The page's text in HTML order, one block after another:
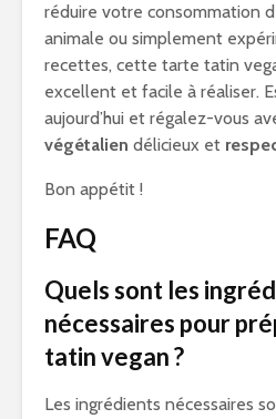
réduire votre consommation
animale ou simplement
recettes, cette tarte tatin
excellent et facile à réaliser.
aujourd’hui et régalez-vous
végétalien délicieux et
Bon appétit !
FAQ
Quels sont les
nécessaires pour
tatin vegan ?
Les ingrédients nécessaires